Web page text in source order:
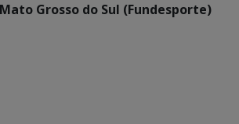
Grosso do Sul (Fundesporte)